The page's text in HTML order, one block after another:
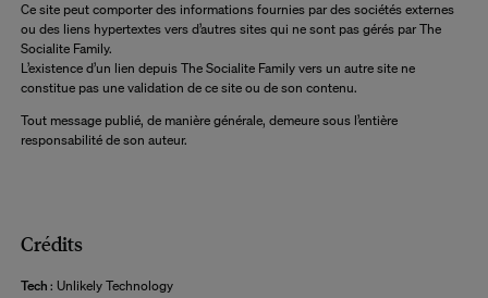
Ce site peut comporter des informations fournies par des sociétés externes
ou des liens hypertextes vers d’autres sites qui ne sont pas gérés par The
Socialite Family.
L’existence d’un lien depuis The Socialite Family vers un autre site ne
constitue pas une validation de ce site ou de son contenu.
Tout message publié, de manière générale, demeure sous l’entière
responsabilité de son auteur.
Crédits
Tech : Unlikely Technology